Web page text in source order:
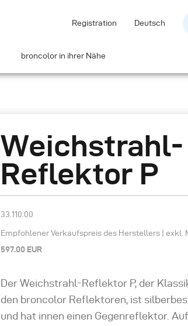
Registration Deutsch
broncolor in ihrer Nähe
Weichstrahl-
Reflektor P
33.110.00
Empfohlener Verkaufspreis des Herstellers | exkl.
597.00 EUR
Der Weichstrahl-Reflektor P, der
den broncolor Reflektoren, ist
und hat innen einen Gegenreflektor.